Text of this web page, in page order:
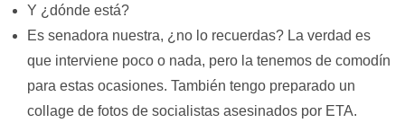
Y ¿dónde está?
Es senadora nuestra, ¿no lo recuerdas? La verdad es
que interviene poco o nada, pero la tenemos de comodín
para estas ocasiones. También tengo preparado un
collage de fotos de socialistas asesinados por ETA.